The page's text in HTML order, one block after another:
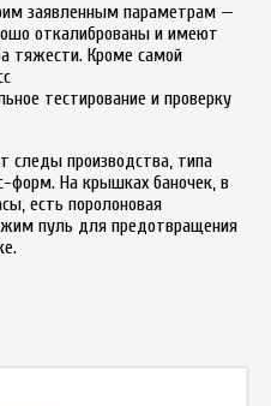
заявленным параметрам —
откалиброваны и имеют
тяжести. Кроме самой
тестирование и проверку
следы производства, типа
форм. На крышках баночек, в
есть поролоновая
пуль для предотвращения